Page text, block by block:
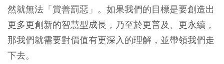
然就無法「賞善罰惡」。如果我們的目標是要創造出
更多更創新的智慧型成長，乃至於更普及、更永續，
那我們就需要對價值有更深入的理解，並帶領我們走
下去。